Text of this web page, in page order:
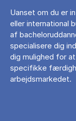
Uanset om du er
eller international
af
specialisere dig
dig mulighed for
specifikke
arbejdsmarkedet.